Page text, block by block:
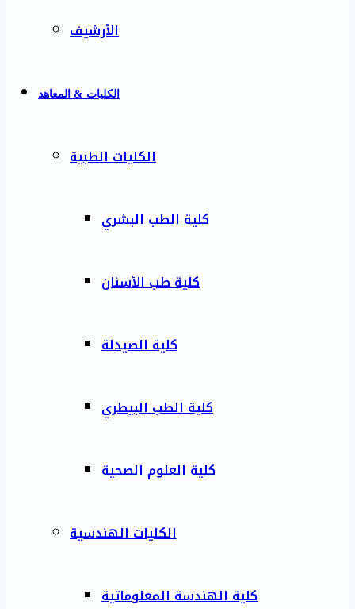
الأرشيف
الكليات & المعاهد
الكليات الطبية
كلية الطب البشري
كلية طب الأسنان
كلية الصيدلة
كلية الطب البيطري
كلية العلوم الصحية
الكليات الهندسية
كلية الهندسة المعلوماتية